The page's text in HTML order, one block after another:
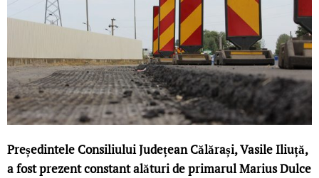
Președintele Consiliului Județean Călărași, Vasile Iliuță,
a fost prezent constant alături de primarul Marius Dulce